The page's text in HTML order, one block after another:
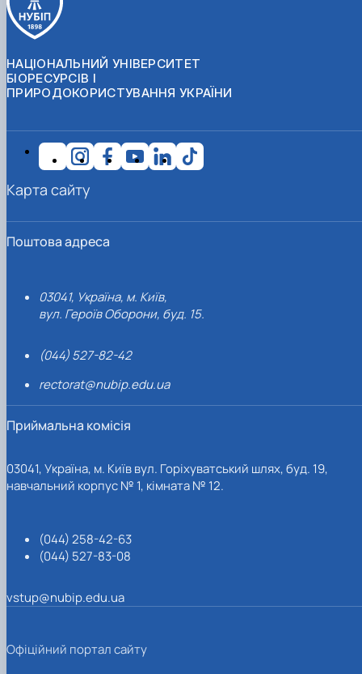
НАЦІОНАЛЬНИЙ УНІВЕРСИТЕТ
БІОРЕСУРСІВ І
ПРИРОДОКОРИСТУВАННЯ УКРАЇНИ
Поштова адреса
03041, Україна, м. Київ,
вул. Героїв Оборони, буд. 15.
(044) 527-82-42
rectorat@nubip.edu.ua
Приймальна комісія
03041, Україна, м. Київ вул. Горіхуватський шлях, буд. 19,
навчальний корпус № 1, кімната № 12.
(044) 258-42-63
(044) 527-83-08
vstup@nubip.edu.ua
Карта сайту
Офіційний портал сайту